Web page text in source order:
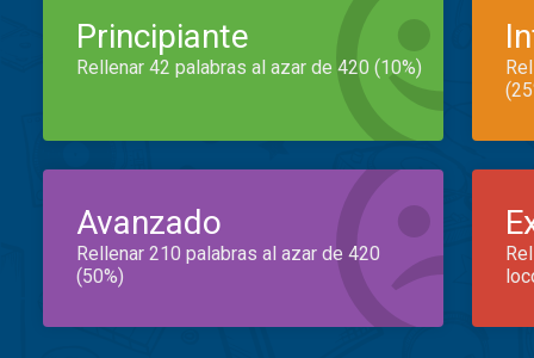
Principiante
Rellenar 42 palabras al azar de 420 (10%)
Avanzado
Rellenar 210 palabras al azar de 420
(50%)